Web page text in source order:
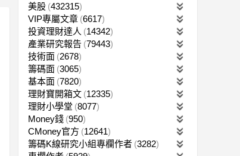
美股 432315
VIP專屬文章 6617
投資理財達人
14342
產業研究報告 79443
技術面 2678
籌碼面 3065
基本面 7820
理財寶開箱文 12335
理財小學堂 8077
Money錢 950
CMoney官方 12641
籌碼K線研究小組專欄作者 3282